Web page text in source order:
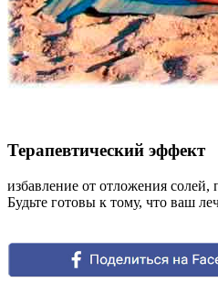
Терапевтический эффект
избавление от отложения солей,
Будьте готовы к тому, что ваш